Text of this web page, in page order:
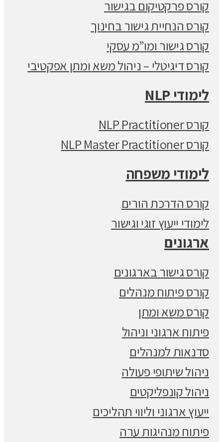
קורס פרקטיקום בגישור
קורס הנחיית גישור בחינוך
קורס גישור ומו”מ עסקי
קורס דיגיטלי – ניהול משא ומתן אפקטיבי
לימודי NLP
קורס NLP Practitioner
קורס NLP Master Practitioner
לימודי משפחה
קורס הדרכת הורים
לימודי ייעוץ זוגי וגישור
ארגונים
קורס גישור בארגונים
קורס פיתוח מנהלים
קורס משא ומתן
פיתוח ארגוני וניהול
סדנאות למנהלים
ניהול שיתופי פעולה
ניהול קונפליקטים
ייעוץ ארגוני וליווי תהליכים
פיתוח מנהיגות ערה